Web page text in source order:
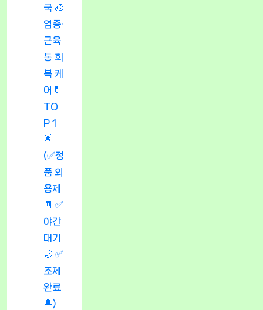
국 🧊
염증·
근육
통 회
복 케
어💊
TO
P 1
🌟
(✅정
품 외
용제
🧾 ✅
야간
대기
🌙 ✅
조제
완료
🔔)